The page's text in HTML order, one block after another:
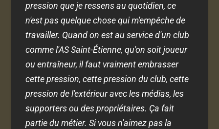
pression que je ressens au quotidien, ce
n'est pas quelque chose qui m'empêche de
travailler. Quand on est au service d'un club
comme l'AS Saint-Étienne, qu'on soit joueur
ou entraîneur, il faut vraiment embrasser
cette pression, cette pression du club, cette
pression de l'extérieur avec les médias, les
supporters ou des propriétaires. Ça fait
partie du métier. Si vous n'aimez pas la